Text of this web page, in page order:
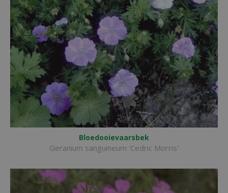
Bloedooievaarsbek
Geranium sanguineum 'Cedric Morris'